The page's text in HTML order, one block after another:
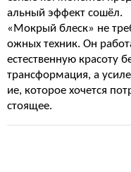
альный эффект сошёл.
«Мокрый блеск» не
ожных техник. Он
естественную красоту
трансформация, а
ие, которое хочется
стоящее.